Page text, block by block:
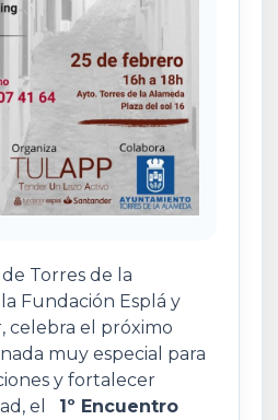
Torres de la
Fundación Esplá y
celebra el próximo
muy especial para
y fortalecer
el 1º Encuentro